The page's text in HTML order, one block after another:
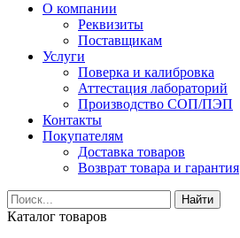
О компании
Реквизиты
Поставщикам
Услуги
Поверка и калибровка
Аттестация лабораторий
Производство СОП/ПЭП
Контакты
Покупателям
Доставка товаров
Возврат товара и гарантия
Найти
Каталог товаров